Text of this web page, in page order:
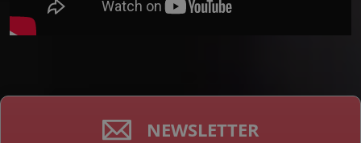
NEWSLETTER